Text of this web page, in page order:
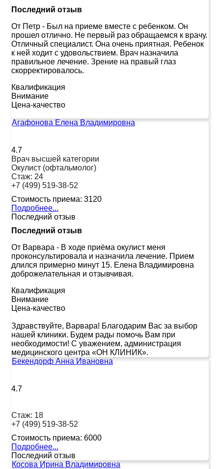
Последний отзыв
От Петр - Был на приеме вместе с ребенком. Он
прошел отлично. Не первый раз обращаемся к врачу.
Отличный специалист. Она очень приятная. Ребенок
к ней ходит с удовольствием. Врач назначила
правильное лечение. Зрение на правый глаз
скорректировалось.
Квалификация
Внимание
Цена-качество
Агафонова Елена Владимировна
4.7
Врач высшей категории
Окулист (офтальмолог)
Стаж: 24
+7 (499) 519-38-52
Стоимость приема: 3120
Подробнее...
Последний отзыв
Последний отзыв
От Варвара - В ходе приёма окулист меня
проконсультировала и назначила лечение. Прием
длился примерно минут 15. Елена Владимировна
доброжелательная и отзывчивая.
Квалификация
Внимание
Цена-качество
Здравствуйте, Варвара! Благодарим Вас за выбор
нашей клиники. Будем рады помочь Вам при
необходимости! С уважением, администрация
медицинского центра «ОН КЛИНИК».
Бекендорф Анна Ивановна
4.7
Стаж: 18
+7 (499) 519-38-52
Стоимость приема: 6000
Подробнее...
Последний отзыв
Косова Ирина Владимировна